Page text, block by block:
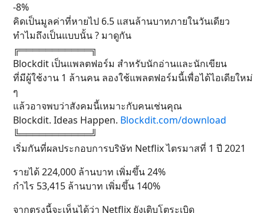
-8%
คิดเป็นมูลค่าที่หายไป 6.5 แสนล้านบาทภายในวันเดียว
ทำไมถึงเป็นแบบนั้น ? มาดูกัน
╔═══════════╗
Blockdit เป็นแพลตฟอร์ม สำหรับนักอ่านและนักเขียน
ที่มีผู้ใช้งาน 1 ล้านคน ลองใช้แพลตฟอร์มนี้เพื่อได้ไอเดียใหม่
ๆ
แล้วอาจพบว่าสังคมนี้เหมาะกับคนเช่นคุณ
Blockdit. Ideas Happen. Blockdit.com/download
╚═══════════╝
เริ่มกันที่ผลประกอบการบริษัท Netflix ไตรมาสที่ 1 ปี 2021
รายได้ 224,000 ล้านบาท เพิ่มขึ้น 24%
กำไร 53,415 ล้านบาท เพิ่มขึ้น 140%
จากตรงนี้จะเห็นได้ว่า Netflix ยังเติบโตระเบิด